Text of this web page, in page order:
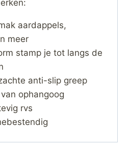
aardappels,
meer
stamp je tot langs de
anti-slip greep
ophangoog
rvs